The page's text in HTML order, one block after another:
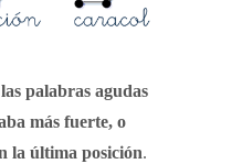
las palabras agudas
más fuerte, o
la última posición.